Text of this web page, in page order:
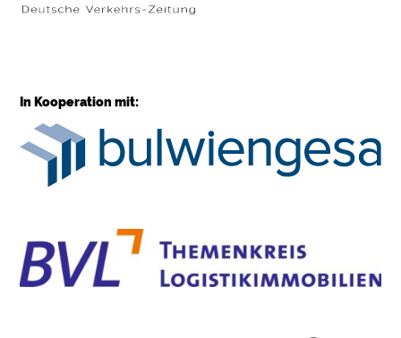
In Kooperation mit: